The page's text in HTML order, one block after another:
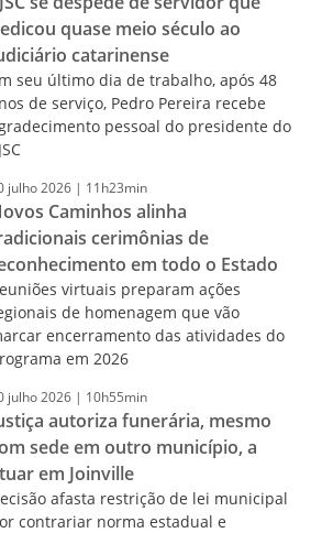
quase meio século ao
catarinense
seu último dia de trabalho, após 48
de serviço, Pedro Pereira recebe
pessoal do presidente do
julho2026 | 11h23min
Caminhos alinha
cerimônias de
em todo o Estado
virtuais preparam ações
de homenagem que vão
encerramento das atividades do
em 2026
julho2026 | 10h55min
autoriza funerária, mesmo
sede em outro município, a
em Joinville
afasta restrição de lei municipal
contrariar norma estadual e